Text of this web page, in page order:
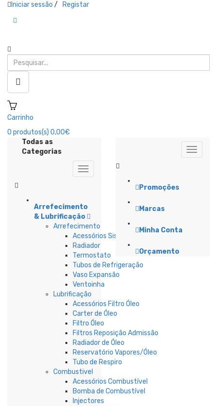
Iniciar sessão / Registar
Carrinho
0 produtos(s) 0,00€
Todas as
Categorias
Arrefecimento
& Lubrificação
Arrefecimento
Acessórios Sistema Refrigeração
Radiador
Termostato
Tubos de Refrigeração
Vaso Expansão
Ventoinha
Lubrificação
Acessórios Filtro Óleo
Carter de Óleo
Filtro Óleo
Filtros Reposição Admissão
Radiador de Óleo
Reservatório Vapores/Óleo
Tubo de Respiro
Combustivel
Acessórios Combustível
Bomba de Combustível
Injectores
Promoções
Marcas
Minha Conta
Orçamento